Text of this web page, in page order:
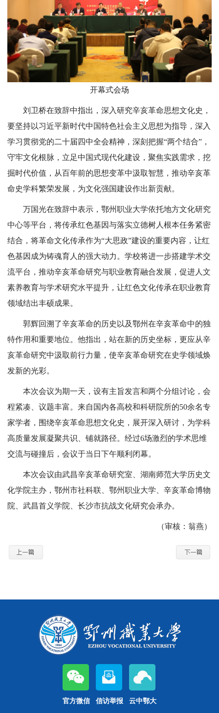
开幕式会场
刘卫桥在致辞中指出，深入研究辛亥革命思想文化史，
要坚持以习近平新时代中国特色社会主义思想为指导，深入
学习贯彻党的二十届四中全会精神，深刻把握“两个结合”，
守牢文化根脉，立足中国式现代化建设，聚焦实践需求，挖
掘时代价值，从百年前的思想变革中汲取智慧，推动辛亥革
命史学科繁荣发展，为文化强国建设作出新贡献。
万国光在致辞中表示，鄂州职业大学依托地方文化研究
中心等平台，将传承红色基因与落实立德树人根本任务紧密
结合，将革命文化传承作为“大思政”建设的重要内容，让红
色基因成为铸魂育人的强大动力。学校将进一步搭建学术交
流平台，推动辛亥革命研究与职业教育融合发展，促进人文
素养教育与学术研究水平提升，让红色文化传承在职业教育
领域结出丰硕成果。
郭辉回溯了辛亥革命的历史以及鄂州在辛亥革命中的独
特作用和重要地位。他指出，站在新的历史坐标，更应从辛
亥革命研究中汲取前行力量，使辛亥革命研究在史学领域焕
发新的光彩。
本次会议为期一天，设有主旨发言和两个分组讨论，会
程紧凑、议题丰富。来自国内各高校和科研院所的50余名专
家学者，围绕辛亥革命思想文化史，展开深入研讨，为学科
高质量发展凝聚共识、铺就路径。经过6场激烈的学术思维
交流与碰撞后，会议于当日下午顺利闭幕。
本次会议由武昌辛亥革命研究室、湖南师范大学历史文
化学院主办，鄂州市社科联、鄂州职业大学、辛亥革命博物
院、武昌首义学院、长沙市抗战文化研究会承办。
（审核：翁燕）
官方微信 信访举报 云中鄂大